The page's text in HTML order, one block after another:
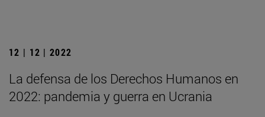
12 | 12 | 2022
La defensa de los Derechos Humanos en
2022: pandemia y guerra en Ucrania